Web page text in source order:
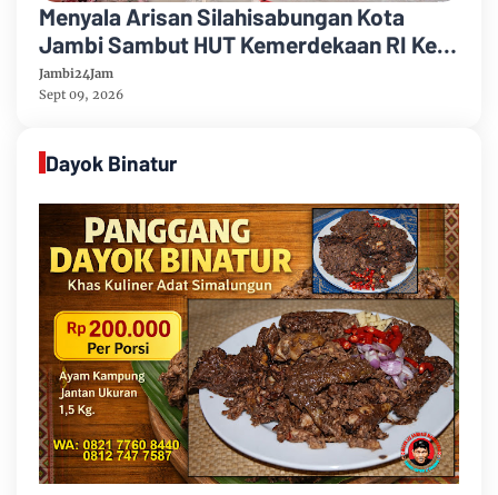
Menyala Arisan Silahisabungan Kota
Jambi Sambut HUT Kemerdekaan RI Ke
81 Gelar Berbagai Perlombaan
Jambi24Jam
Sept 09, 2026
Dayok Binatur